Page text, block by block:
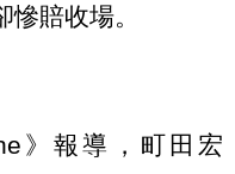
賠收場。
》報導，町田宏